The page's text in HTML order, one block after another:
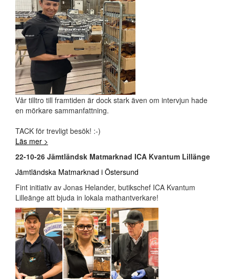
Vår tilltro till framtiden är dock stark även om intervjun hade
en mörkare sammanfattning.
TACK för trevligt besök! :-)
Läs mer >
22-10-26 Jämtländsk Matmarknad ICA Kvantum Lillänge
Jämtländska Matmarknad i Östersund
Fint initiativ av Jonas Helander, butikschef ICA Kvantum
Lilleänge att bjuda in lokala mathantverkare!